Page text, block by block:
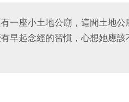
一座小土地公廟，這間土地
早起念經的習慣，心想她應